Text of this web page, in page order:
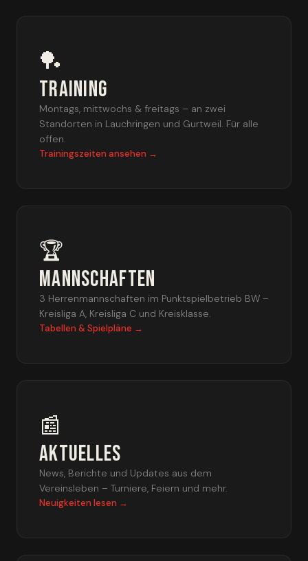
🏓
Training
Montags, mittwochs & freitags – an zwei
Standorten in Lauchringen und Gurtweil. Für alle
offen.
Trainingszeiten ansehen →
🏆
Mannschaften
3 Herrenmannschaften im Punktspielbetrieb BW –
Kreisliga A, Kreisliga C und Kreisklasse.
Tabellen & Spielpläne →
📰
Aktuelles
News, Berichte und Updates aus dem
Vereinsleben – Turniere, Feiern und mehr.
Neuigkeiten lesen →